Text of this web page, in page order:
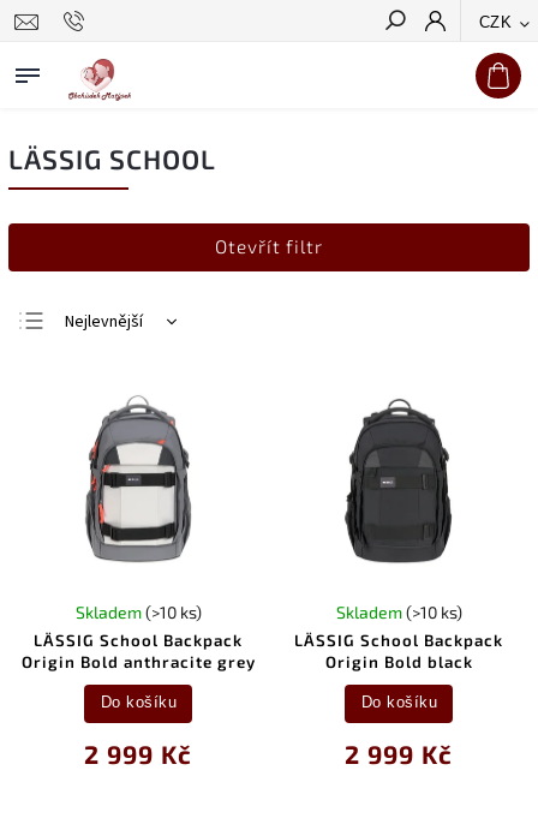
CZK
Hledat
LÄSSIG SCHOOL
Otevřít filtr
Nejlevnější
Nejprodávanější
Abecedně
LÄSSIG School Backpack
Origin Bold anthracite grey
Skladem(>10 ks)
2 999 Kč
Do košíku
LÄSSIG School Backpack
Origin Bold black
Skladem(>10 ks)
2 999 Kč
Do košíku